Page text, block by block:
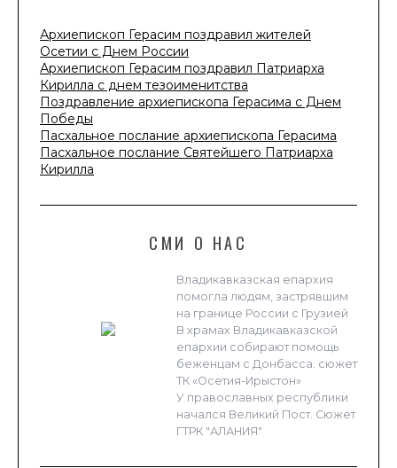
Архиепископ Герасим поздравил жителей
Осетии с Днем России
Архиепископ Герасим поздравил Патриарха
Кирилла с днем тезоименитства
Поздравление архиепископа Герасима с Днем
Победы
Пасхальное послание архиепископа Герасима
Пасхальное послание Святейшего Патриарха
Кирилла
СМИ О НАС
Владикавказская епархия
помогла людям, застрявшим
на границе России с Грузией
В храмах Владикавказской
епархии собирают помощь
беженцам с Донбасса. сюжет
ТК «Осетия-Ирыстон»
У православных республики
начался Великий Пост. Сюжет
ГТРК "АЛАНИЯ"